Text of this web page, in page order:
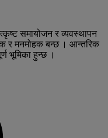
समायोजन र व्यवस्थापन
र मनमोहक बन्छ । आन्तरिक
भूमिका हुन्छ ।